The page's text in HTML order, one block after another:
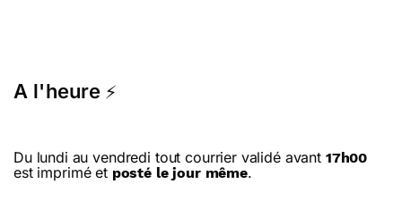
A l'heure ⚡
Du lundi au vendredi tout courrier validé avant 17h00
est imprimé et posté le jour même.